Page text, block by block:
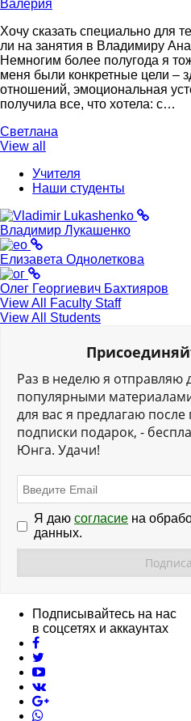
Валерия
Хочу сказать специально для
ли на занятия в Владимиру
Немногим более полугода я
меня были конкретные цели –
отношений, эмоциональная
получила все, что хотела: с…
Светлана
View all
Учителя
Наши студенты
Владимир Лукашенко
Елизавета Однолеткова
Олег Георгиевич Бахтияров
View All Faculty Staff
View All Students
Раз в неделю я отправляю
популярными
для вас я предлагаю
подписки подарок, -
Юнга. Удачи!
Я даю согласие на
данных.
Подписывайтесь на нас
в соцсетях и аккаунтах
facebook
youtube
vk